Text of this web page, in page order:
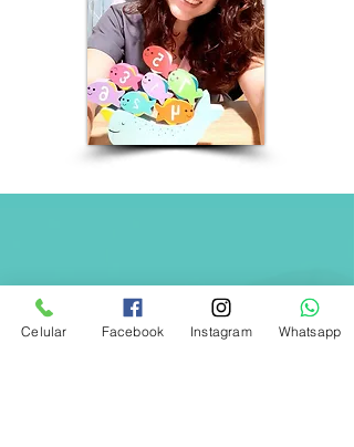
seguro de si mismo,
hay un adulto confiando en
Celular Facebook Instagram Whatsapp